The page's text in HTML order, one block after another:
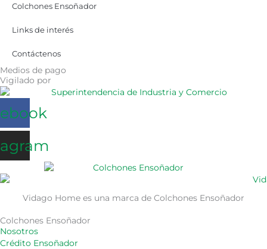
Colchones Ensoñador
Links de interés
Contáctenos
Medios de pago
Vigilado por
Vidago Home es una marca de Colchones Ensoñador
Colchones Ensoñador
Nosotros
Crédito Ensoñador